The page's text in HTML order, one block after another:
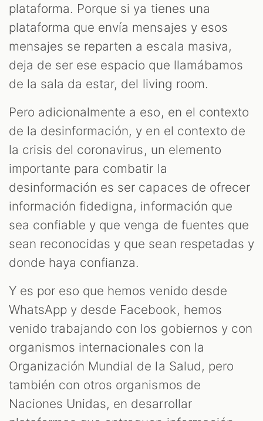
plataforma. Porque si ya tienes una
plataforma que envía mensajes y esos
mensajes se reparten a escala masiva,
deja de ser ese espacio que llamábamos
de la sala da estar, del living room.
Pero adicionalmente a eso, en el contexto
de la desinformación, y en el contexto de
la crisis del coronavirus, un elemento
importante para combatir la
desinformación es ser capaces de ofrecer
información fidedigna, información que
sea confiable y que venga de fuentes que
sean reconocidas y que sean respetadas y
donde haya confianza.
Y es por eso que hemos venido desde
WhatsApp y desde Facebook, hemos
venido trabajando con los gobiernos y con
organismos internacionales con la
Organización Mundial de la Salud, pero
también con otros organismos de
Naciones Unidas, en desarrollar